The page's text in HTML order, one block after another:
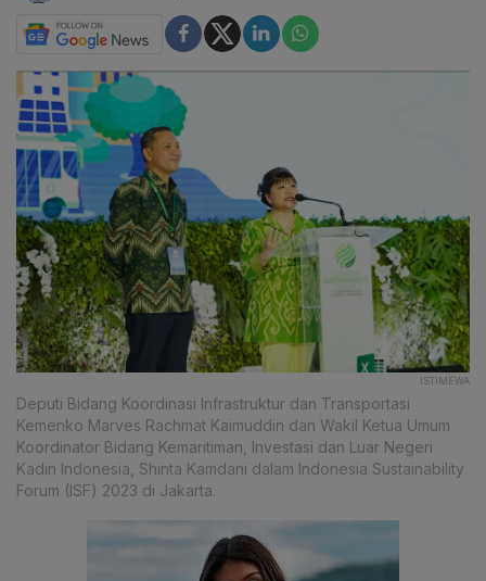
ISTIMEWA
Deputi Bidang Koordinasi Infrastruktur dan Transportasi
Kemenko Marves Rachmat Kaimuddin dan Wakil Ketua Umum
Koordinator Bidang Kemaritiman, Investasi dan Luar Negeri
Kadin Indonesia, Shinta Kamdani dalam Indonesia Sustainability
Forum (ISF) 2023 di Jakarta.